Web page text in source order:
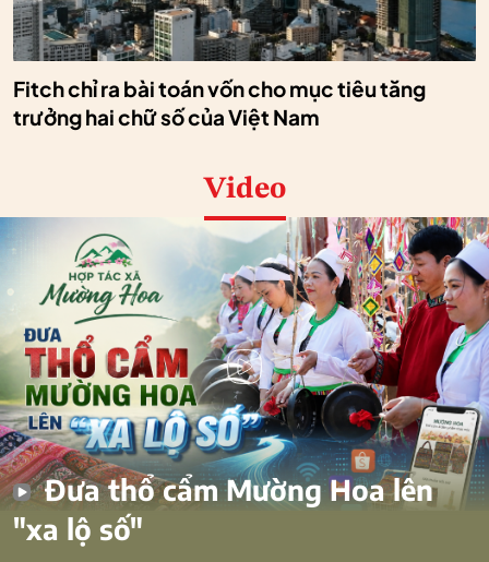
Fitch chỉ ra bài toán vốn cho mục tiêu tăng
trưởng hai chữ số của Việt Nam
Video
Đưa thổ cẩm Mường Hoa lên
"xa lộ số"